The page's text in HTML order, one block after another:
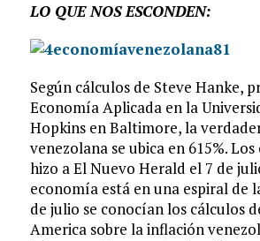
LO QUE NOS ESCONDEN:
Según cálculos de Steve Hanke,
Economía Aplicada en la
Hopkins en Baltimore, la
venezolana se ubica en 615%.
hizo a El Nuevo Herald el 7 de
economía está en una espiral de
de julio se conocían los cálculos
America sobre la inflación